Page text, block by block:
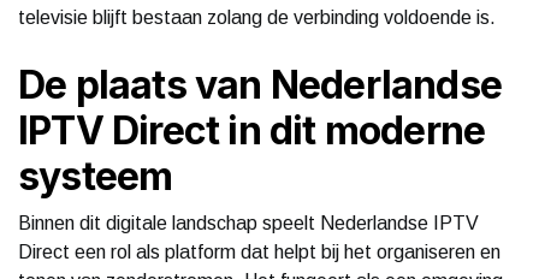
televisie blijft bestaan zolang de verbinding voldoende is.
De plaats van Nederlandse
IPTV Direct in dit moderne
systeem
Binnen dit digitale landschap speelt Nederlandse IPTV
Direct een rol als platform dat helpt bij het organiseren en